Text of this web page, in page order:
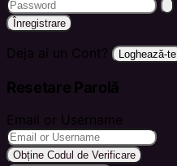
Înregistrare
Deja ai un Cont? Loghează-te
Resetare Parolă
Email or Username
Obține Codul de Verificare